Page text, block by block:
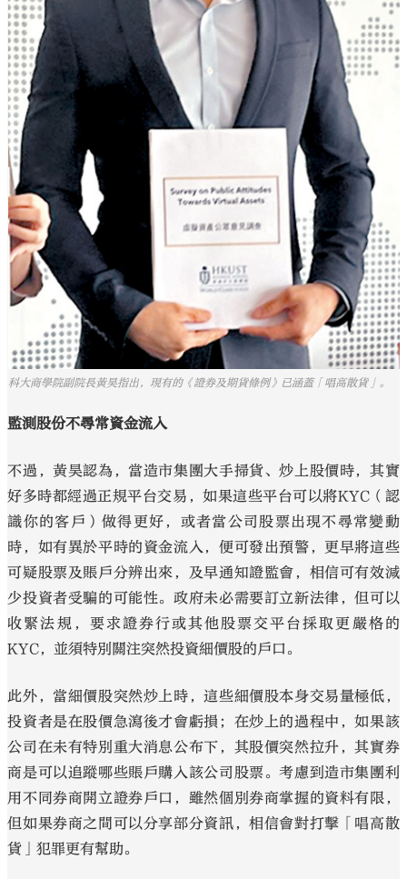
科大商學院副院長黃昊指出，現有的《證券及期貨條例》已涵蓋「唱高散貨」。
監測股份不尋常資金流入
不過，黃昊認為，當造市集團大手掃貨、炒上股價時，其實
好多時都經過正規平台交易，如果這些平台可以將KYC（認
識你的客戶）做得更好，或者當公司股票出現不尋常變動
時，如有異於平時的資金流入，便可發出預警，更早將這些
可疑股票及賬戶分辨出來，及早通知證監會，相信可有效減
少投資者受騙的可能性。政府未必需要訂立新法律，但可以
收緊法規，要求證券行或其他股票交平台採取更嚴格的
KYC，並須特別關注突然投資細價股的戶口。
此外，當細價股突然炒上時，這些細價股本身交易量極低，
投資者是在股價急瀉後才會虧損；在炒上的過程中，如果該
公司在未有特別重大消息公布下，其股價突然拉升，其實券
商是可以追蹤哪些賬戶購入該公司股票。考慮到造市集團利
用不同券商開立證券戶口，雖然個別券商掌握的資料有限，
但如果券商之間可以分享部分資訊，相信會對打擊「唱高散
貨」犯罪更有幫助。